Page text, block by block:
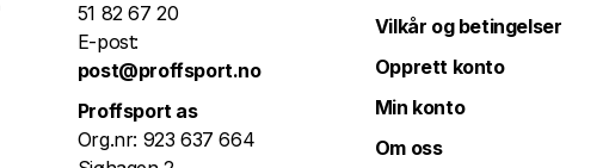
51 82 67 20
E-post:
post@proffsport.no
Proffsport as
Org.nr: 923 637 664
Vilkår og betingelser
Opprett konto
Min konto
Om oss